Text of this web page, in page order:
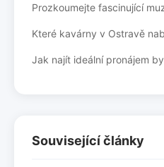
Prozkoumejte fascinující
Které kavárny v Ostravě
Jak najít ideální pronájem
Související články